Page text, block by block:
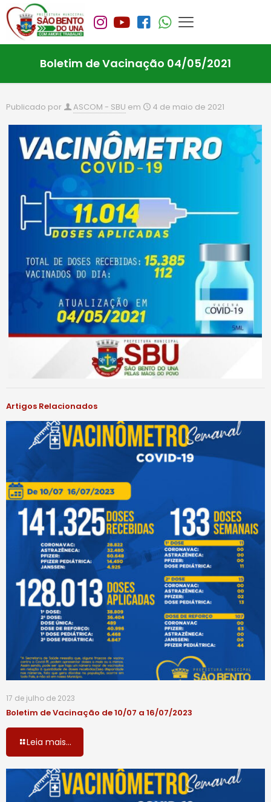
Boletim de Vacinação 04/05/2021
Publicado por ASCOM - SBU em 4 de maio de 2021
Artigos Relacionados
17 de julho de 2023
Boletim de Vacinação de 10/07 a 16/07/2023
Leia mais...